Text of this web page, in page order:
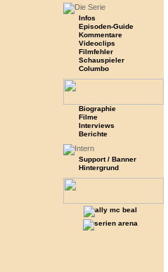
Infos
Episoden-Guide
Kommentare
Videoclips
Filmfehler
Schauspieler
Columbo
Biographie
Filme
Interviews
Berichte
Support / Banner
Hintergrund